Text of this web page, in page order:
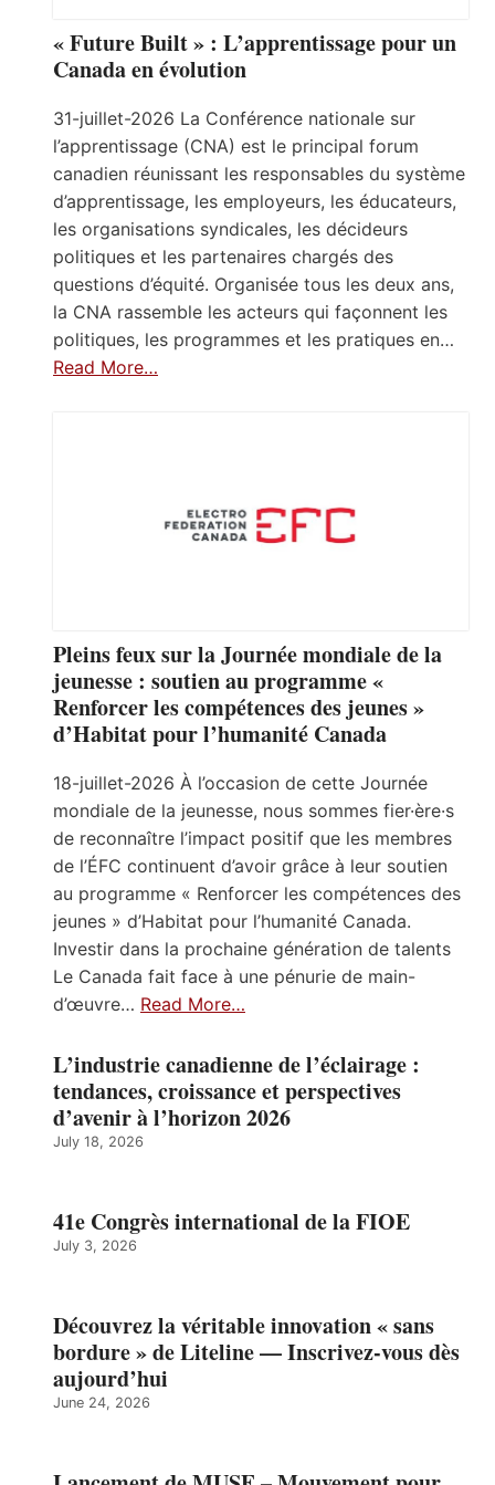
« Future Built » : L’apprentissage pour un
Canada en évolution
31-juillet-2026 La Conférence nationale sur
l’apprentissage (CNA) est le principal forum
canadien réunissant les responsables du système
d’apprentissage, les employeurs, les éducateurs,
les organisations syndicales, les décideurs
politiques et les partenaires chargés des
questions d’équité. Organisée tous les deux ans,
la CNA rassemble les acteurs qui façonnent les
politiques, les programmes et les pratiques en…
Read More…
Pleins feux sur la Journée mondiale de la
jeunesse : soutien au programme «
Renforcer les compétences des jeunes »
d’Habitat pour l’humanité Canada
18-juillet-2026 À l’occasion de cette Journée
mondiale de la jeunesse, nous sommes fier·ère·s
de reconnaître l’impact positif que les membres
de l’ÉFC continuent d’avoir grâce à leur soutien
au programme « Renforcer les compétences des
jeunes » d’Habitat pour l’humanité Canada.
Investir dans la prochaine génération de talents
Le Canada fait face à une pénurie de main-
d’œuvre… Read More…
L’industrie canadienne de l’éclairage :
tendances, croissance et perspectives
d’avenir à l’horizon 2026
July 18, 2026
41e Congrès international de la FIOE
July 3, 2026
Découvrez la véritable innovation « sans
bordure » de Liteline — Inscrivez-vous dès
aujourd’hui
June 24, 2026